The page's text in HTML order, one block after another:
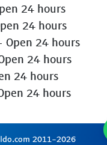
24 hours
24 hours
Open 24 hours
24 hours
24 hours
24 hours
2011-2026